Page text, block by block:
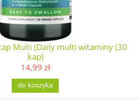
Multi (Daily multi witaminy (30
kap)
14,99 zł
do koszyka